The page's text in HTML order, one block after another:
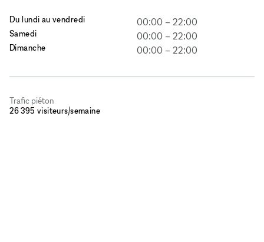
Du lundi au vendredi 00:00 – 22:00
Samedi 00:00 – 22:00
Dimanche 00:00 – 22:00
Trafic piéton
26 395 visiteurs/semaine